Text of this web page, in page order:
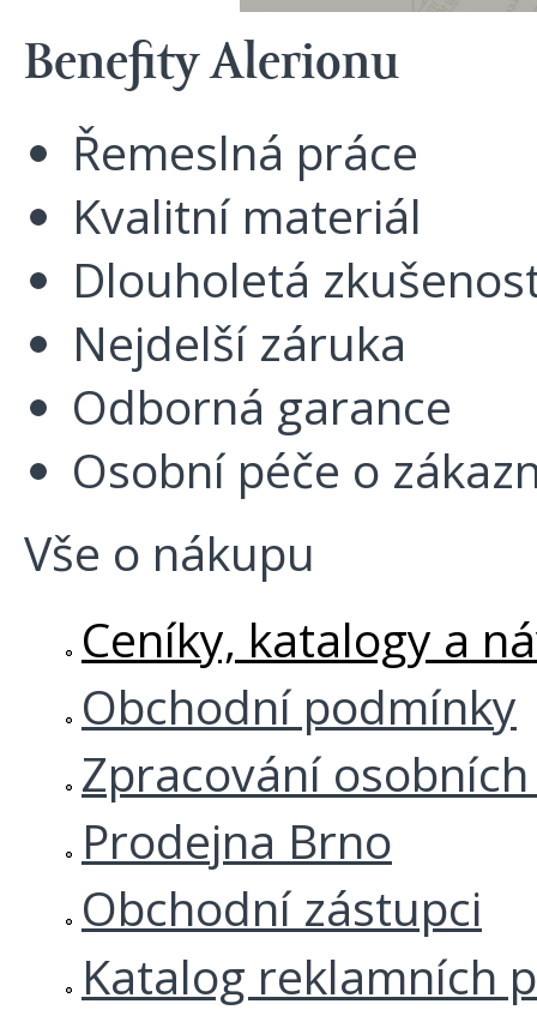
Benefity Alerionu
Řemeslná práce
Kvalitní materiál
Dlouholetá
Nejdelší záruka
Odborná garance
Osobní péče o
Vše o nákupu
Ceníky, katalogy a
Obchodní podmínky
Zpracování
Prodejna Brno
Obchodní zástupci
Katalog reklamních